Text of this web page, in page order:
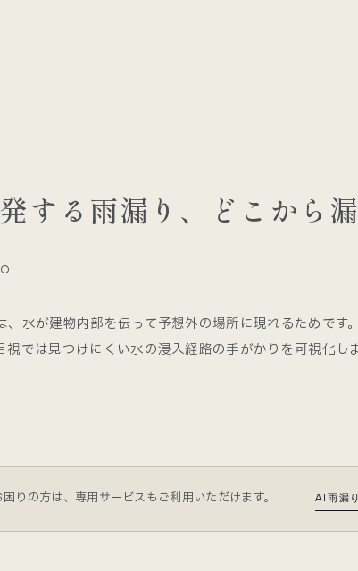
する雨漏り、どこから
水が建物内部を伝って予想外の場所に現れるためです
では見つけにくい水の浸入経路の手がかりを可視化しま
りの方は、専用サービスもご利用いただけます。 AI雨漏